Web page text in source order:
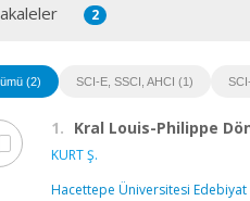
2
(2) SCI-E, SSCI, AHCI (1)
1. Kral Louis-Philippe
KURT Ş.
Hacettepe Üniversitesi Edebiyat